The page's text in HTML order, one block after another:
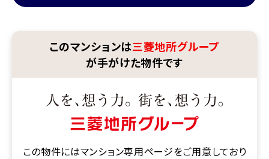
このマンションは三菱地所グループ
が手がけた物件です
この物件にはマンション専用ページをご用意しており